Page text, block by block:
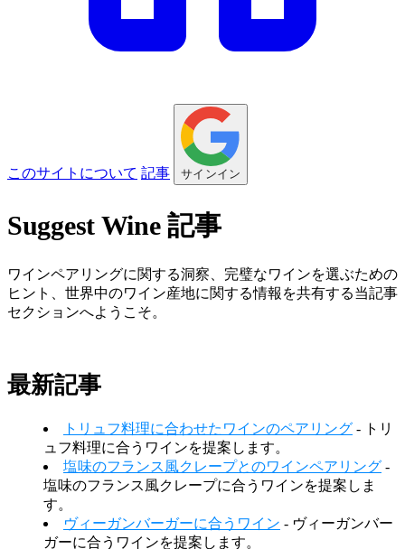
このサイトについて 記事 サインイン
Suggest Wine 記事
ワインペアリングに関する洞察、完璧なワインを選ぶための
ヒント、世界中のワイン産地に関する情報を共有する当記事
セクションへようこそ。
最新記事
トリュフ料理に合わせたワインのペアリング - トリ
ュフ料理に合うワインを提案します。
塩味のフランス風クレープとのワインペアリング -
塩味のフランス風クレープに合うワインを提案しま
す。
ヴィーガンバーガーに合うワイン - ヴィーガンバー
ガーに合うワインを提案します。